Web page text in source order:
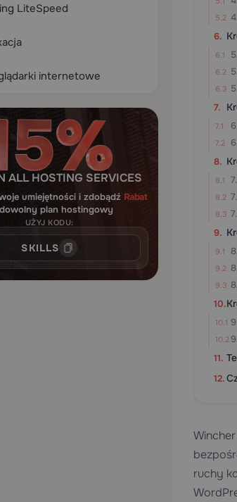
LiteSpeed
internetowe
ALL HOSTING SERVICES
umiejętności i zdobądź Rabat
plan hostingowy
UŻYJ KODU:
SKILLS
ruchy